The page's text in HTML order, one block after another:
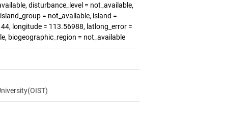
disturbance_level = not_available,
= not_available, island =
longitude = 113.56988, latlong_error =
biogeographic_region = not_available